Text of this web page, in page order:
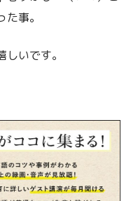
事。
いです。